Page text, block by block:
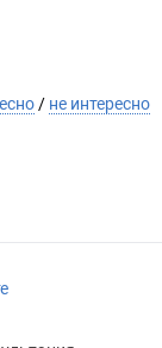
/ не интересно